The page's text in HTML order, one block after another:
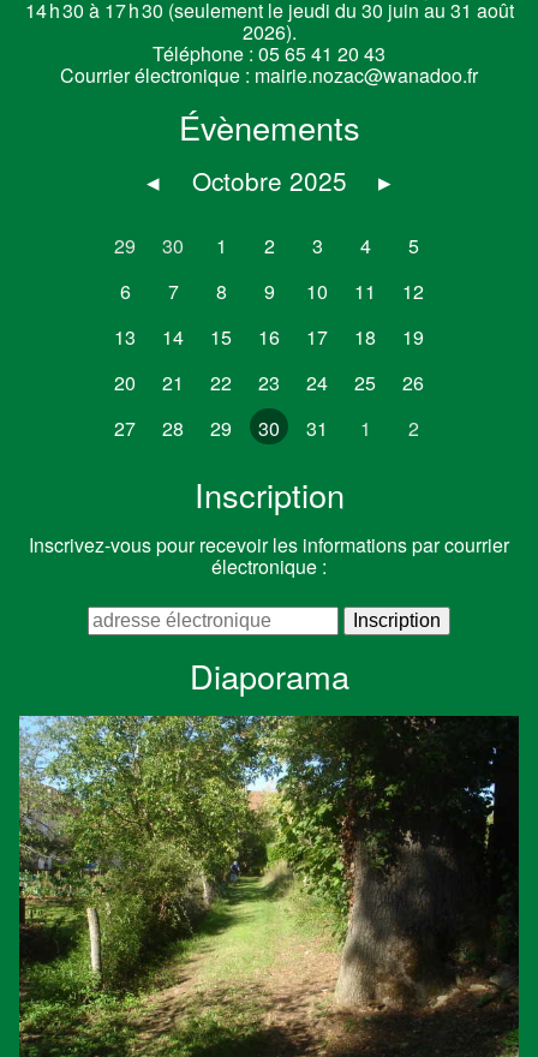
14 h 30 à 17 h 30 (seulement le jeudi du 30 juin au 31 août
2026).
Téléphone : 05 65 41 20 43
Courrier électronique : mairie.nozac@wanadoo.fr
Évènements
◂ Octobre 2025 ▸
29 30 1 2 3 4
5
6
7 8 9 10 11
12
13
14 15 16 17 18
19
20
21 22 23 24 25
26
27
28 29 30 31 1 2
Inscription
Inscrivez-vous pour recevoir les informations par courrier
électronique :
Diaporama